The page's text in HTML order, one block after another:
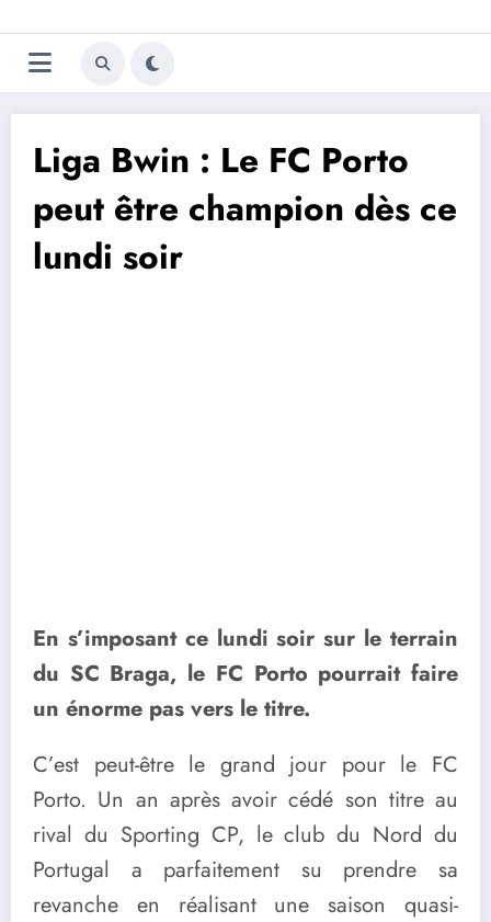
au
contenu
Trivela
L'actualité du football
Liga Bwin : Le FC Porto
peut être champion dès ce
lundi soir
En s’imposant ce lundi soir sur le terrain
du SC Braga, le FC Porto pourrait faire
un énorme pas vers le titre.
C’est peut-être le grand jour pour le FC
Porto. Un an après avoir cédé son titre au
rival du Sporting CP, le club du Nord du
Portugal a parfaitement su prendre sa
revanche en réalisant une saison quasi-